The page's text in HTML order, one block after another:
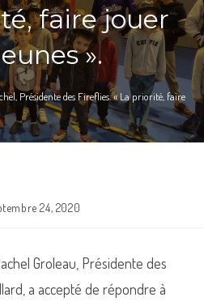
faire jouer
».
Présidente des Fireflies. « La priorité, faire
24, 2020
Groleau, Présidente des
a accepté de répondre à